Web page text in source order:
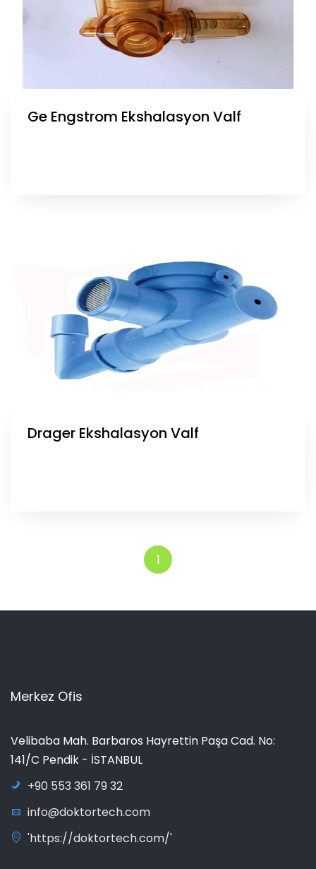
Ge Engstrom Ekshalasyon Valf
Drager Ekshalasyon Valf
1
Merkez Ofis
Velibaba Mah. Barbaros Hayrettin Paşa Cad. No:
141/C Pendik - İSTANBUL
+90 553 361 79 32
info@doktortech.com
'https://doktortech.com/'